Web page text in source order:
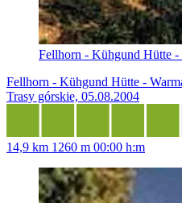
Fellhorn - Kühgund Hütte -
Fellhorn - Kühgund Hütte -
Trasy górskie, 05.08.2004
14,9 km 1260 m 00:00 h:m